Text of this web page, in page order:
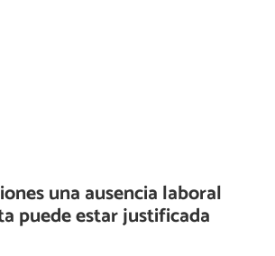
una ausencia laboral
puede estar justificada